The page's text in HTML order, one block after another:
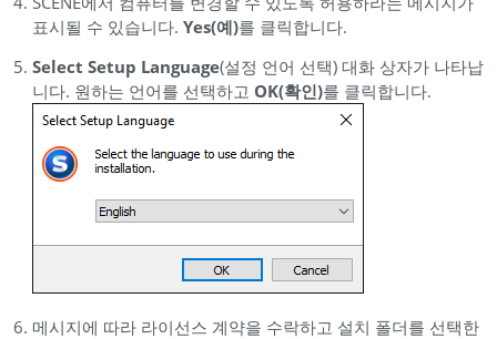
표시될 수 있습니다. Yes(예)를 클릭합니다.
Select Setup Language(설정 언어 선택) 대화 상자가 나타납
니다. 원하는 언어를 선택하고 OK(확인)를 클릭합니다.
메시지에 따라 라이선스 계약을 수락하고 설치 폴더를 선택한